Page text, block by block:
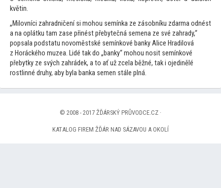
květin.
„Milovníci zahradničení si mohou semínka ze zásobníku zdarma odnést
a na oplátku tam zase přinést přebytečná semena ze své zahrady,“
popsala podstatu novoměstské semínkové banky Alice Hradilová
z Horáckého muzea. Lidé tak do „banky“ mohou nosit semínkové
přebytky ze svých zahrádek, ato ať už zcela běžné, tak i ojedinělé
rostlinné druhy, aby byla banka semen stále plná.
© 2008 - 2017 ŽĎÁRSKÝ PRŮVODCE.CZ ·
KATALOG FIREM ŽĎÁR NAD SÁZAVOU A OKOLÍ